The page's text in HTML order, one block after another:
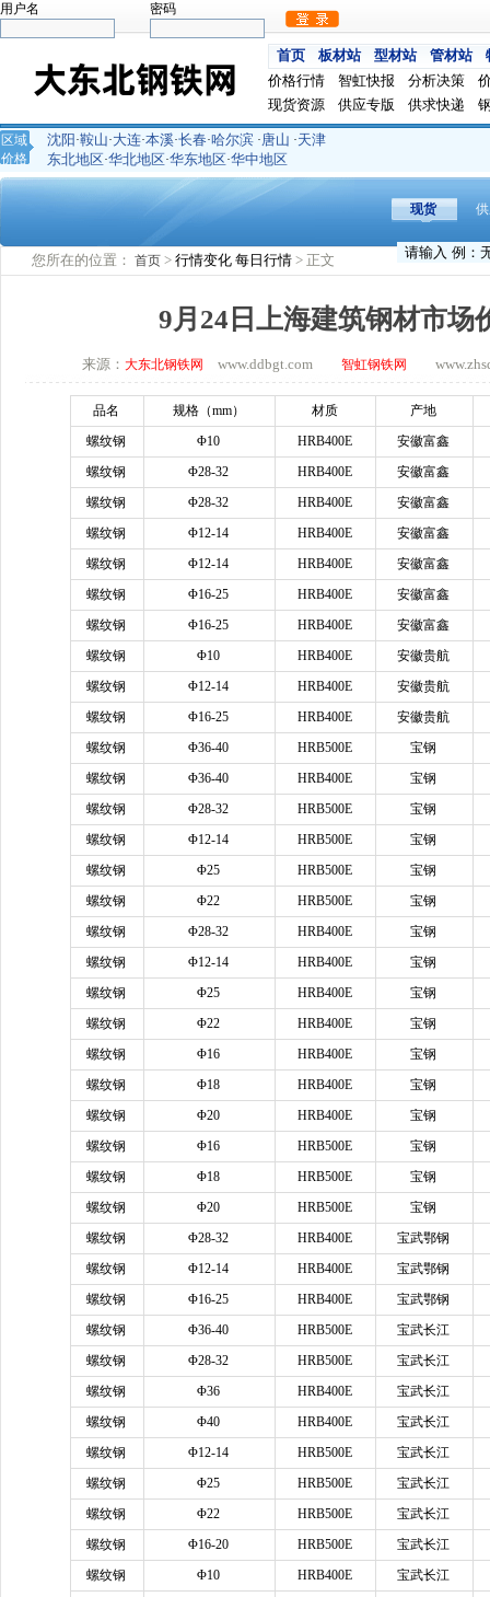
用户名 密码
首页 板材站 型材站 管材站
价格行情
智虹快报 分析决策
现货资源
供应专版 供求快递
区域
价格
沈阳 ·鞍山·大连·本溪·长春·哈尔滨 ·唐山 ·天津
东北地区·华北地区·华东地区·华中地区
现货
您所在的位置： 首页 > 行情变化 每日行情 > 正文
9月24日上海建筑钢材市场
来源：大东北钢铁网 www.ddbgt.com智虹钢铁网
品名 规格（mm） 材质
产地
螺纹钢
Φ10 HRB400E
安徽富鑫
螺纹钢
Φ28-32 HRB400E
安徽富鑫
螺纹钢
Φ28-32 HRB400E
安徽富鑫
螺纹钢
Φ12-14 HRB400E
安徽富鑫
螺纹钢
Φ12-14 HRB400E
安徽富鑫
螺纹钢
Φ16-25 HRB400E
安徽富鑫
螺纹钢
Φ16-25 HRB400E
安徽富鑫
螺纹钢
Φ10 HRB400E
安徽贵航
螺纹钢
Φ12-14 HRB400E
安徽贵航
螺纹钢
Φ16-25 HRB400E
安徽贵航
螺纹钢
Φ36-40 HRB500E
宝钢
螺纹钢
Φ36-40 HRB400E
宝钢
螺纹钢
Φ28-32 HRB500E
宝钢
螺纹钢
Φ12-14 HRB500E
宝钢
螺纹钢
Φ25 HRB500E
宝钢
螺纹钢
Φ22 HRB500E
宝钢
螺纹钢
Φ28-32 HRB400E
宝钢
螺纹钢
Φ12-14 HRB400E
宝钢
螺纹钢
Φ25 HRB400E
宝钢
螺纹钢
Φ22 HRB400E
宝钢
螺纹钢
Φ16 HRB400E
宝钢
螺纹钢
Φ18 HRB400E
宝钢
螺纹钢
Φ20 HRB400E
宝钢
螺纹钢
Φ16 HRB500E
宝钢
螺纹钢
Φ18 HRB500E
宝钢
螺纹钢
Φ20 HRB500E
宝钢
螺纹钢
Φ28-32 HRB400E
宝武鄂钢
螺纹钢
Φ12-14 HRB400E
宝武鄂钢
螺纹钢
Φ16-25 HRB400E
宝武鄂钢
螺纹钢
Φ36-40 HRB500E
宝武长江
螺纹钢
Φ28-32 HRB500E
宝武长江
螺纹钢
Φ36 HRB400E
宝武长江
螺纹钢
Φ40 HRB400E
宝武长江
螺纹钢
Φ12-14 HRB500E
宝武长江
螺纹钢
Φ25 HRB500E
宝武长江
螺纹钢
Φ22 HRB500E
宝武长江
螺纹钢
Φ16-20 HRB500E
宝武长江
螺纹钢
Φ10 HRB400E
宝武长江